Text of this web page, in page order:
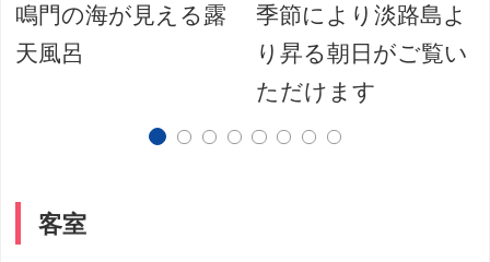
鳴門の海が見える露
天風呂
季節により淡路島よ
り昇る朝日がご覧い
ただけます
客室